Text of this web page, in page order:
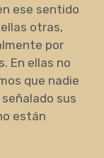
ese sentido
otras,
por
En ellas no
que nadie
sus
están